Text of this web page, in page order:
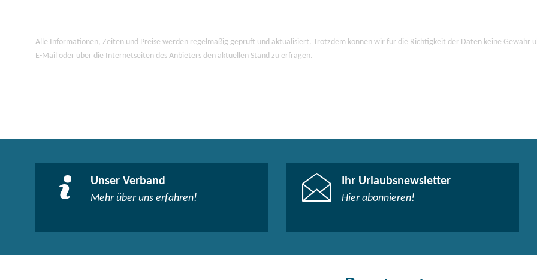
Alle Informationen, Zeiten und Preise werden regelmäßig geprüft und aktualisiert. Trotzdem können wir für die Richtigkeit der Daten keine Gewähr
E-Mail oder über die Internetseiten des Anbieters den aktuellen Stand zu erfragen.
Unser Verband
Mehr über uns erfahren!
Ihr Urlaubsnewsletter
Hier abonnieren!